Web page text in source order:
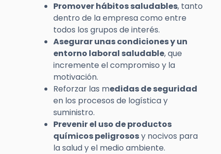
Promover hábitos saludables, tanto
dentro de la empresa como entre
todos los grupos de interés.
Asegurar unas condiciones y un
entorno laboral saludable, que
incremente el compromiso y la
motivación.
Reforzar las medidas de seguridad
en los procesos de logística y
suministro.
Prevenir el uso de productos
químicos peligrososy nocivos para
la salud y el medio ambiente.